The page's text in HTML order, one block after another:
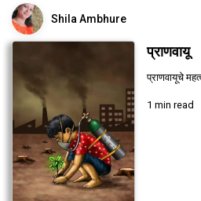
Shila Ambhure
प्राणवायू
प्राणवायूचे
1 min read